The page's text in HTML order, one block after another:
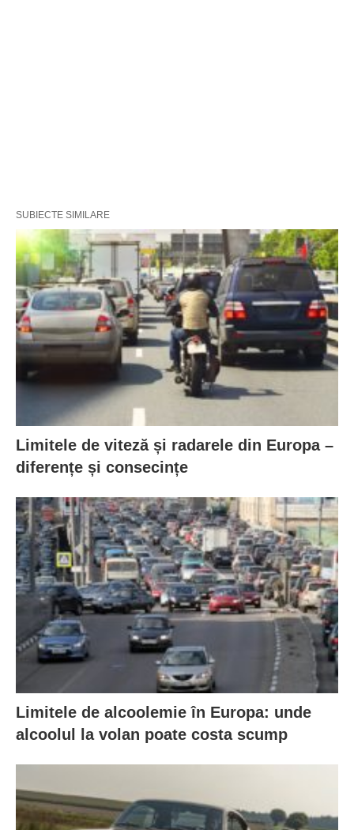
SUBIECTE SIMILARE
Limitele de viteză și radarele din Europa –
diferențe și consecințe
Limitele de alcoolemie în Europa: unde
alcoolul la volan poate costa scump